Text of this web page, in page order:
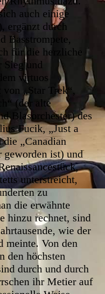
auch einige
ergänzt durch
Basstrompete,
für die herzliche
Sieg und
virtuos
von „Star Trek“,
(der alte
Blasorchester) des
Fucik, „Just a
„Canadian
geworden ist) und
unterstreicht,
zu
die erwähnte
hinzu rechnet, sind
wie der
meinte. Von den
den höchsten
durch und durch
ihr Metier auf